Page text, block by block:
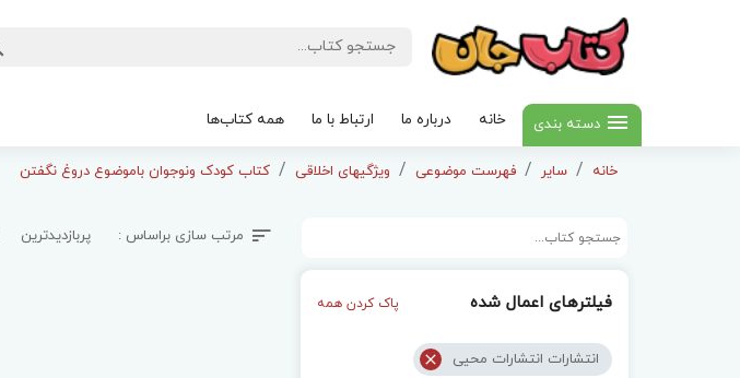
دسته بندی خانه درباره ما ارتباط با ما همه کتاب‌ها
خانه سایر فهرست موضوعی ویژگیهای اخلاقی کتاب کودک ونوجوان باموضوع دروغ نگفتن
فیلترهای اعمال شده پاک کردن همه
انتشارات انتشارات محیی
مرتب سازی براساس : پربازدیدترین